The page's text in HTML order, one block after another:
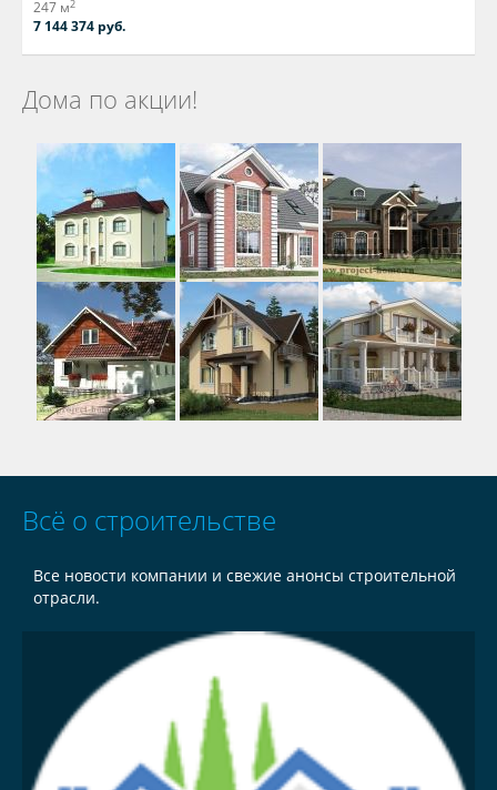
247 м2
7 144 374 руб.
Дома по акции!
Всё о строительстве
Все новости компании и свежие анонсы строительной
отрасли.